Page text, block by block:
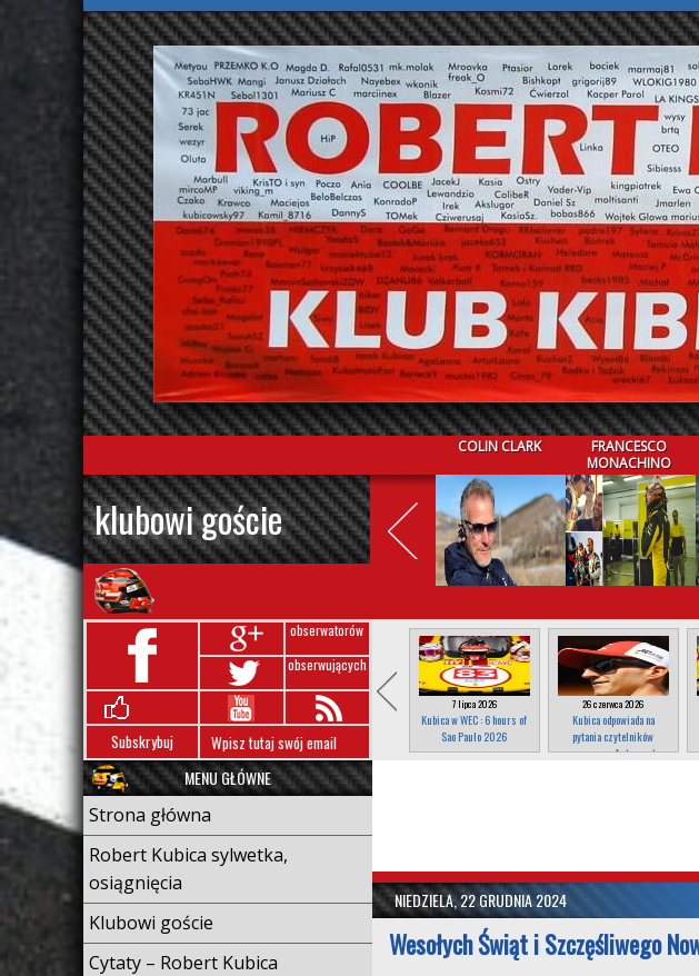
klubowi goście
COLIN CLARK
FRANCESCO
MONACHINO
obserwatorów
obserwujących
Subskrybuj
7 lipca 2026
Kubica w WEC : 6 hours of
Sao Paulo 2026
26 czerwca 2026
Kubica odpowiada na
pytania czytelników
magazynu Autosport
MENU GŁÓWNE
Strona główna
Robert Kubica sylwetka,
osiągnięcia
Klubowi goście
Cytaty – Robert Kubica
NIEDZIELA, 22 GRUDNIA 2024
Wesołych Świąt i Szczęśliwego